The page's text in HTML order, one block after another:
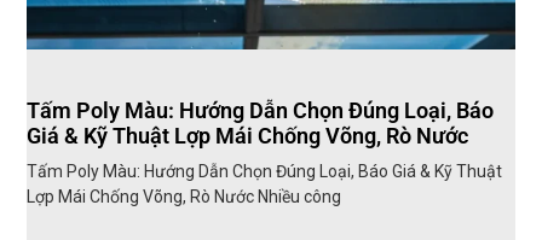
Tấm Poly Màu: Hướng Dẫn Chọn Đúng Loại, Báo
Giá & Kỹ Thuật Lợp Mái Chống Võng, Rò Nước
Tấm Poly Màu: Hướng Dẫn Chọn Đúng Loại, Báo Giá & Kỹ Thuật
Lợp Mái Chống Võng, Rò Nước Nhiều công